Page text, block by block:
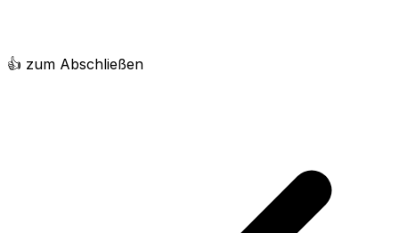
👍 zum Abschließen